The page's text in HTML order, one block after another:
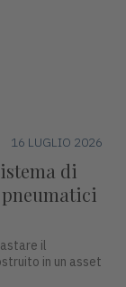
16 LUGLIO 2026
di
il
in un asset